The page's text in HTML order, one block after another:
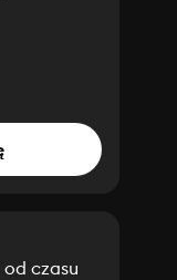
czasu